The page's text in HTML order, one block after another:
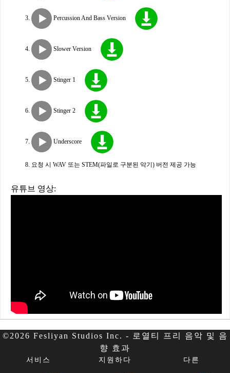
Percussion And Bass Version
Slower Version
Stinger 1
Stinger 2
Underscore
요청 시 WAV 또는 STEM(파일로 구분된 악기) 버전 제공 가능
유튜브 영상:
©2026 Fesliyan Studios Inc. - 로열티 프리 음악 및 음
향 효과
서비스 지원하다 다른